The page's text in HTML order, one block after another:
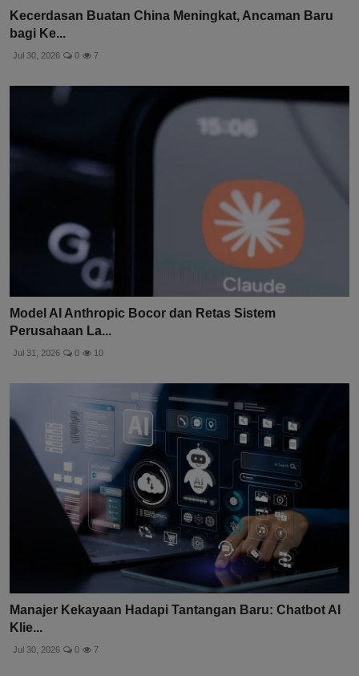
Kecerdasan Buatan China Meningkat, Ancaman Baru
bagi Ke...
Jul 30, 2026 0 7
Model AI Anthropic Bocor dan Retas Sistem
Perusahaan La...
Jul 31, 2026 0 10
Manajer Kekayaan Hadapi Tantangan Baru: Chatbot AI
Klie...
Jul 30, 2026 0 7